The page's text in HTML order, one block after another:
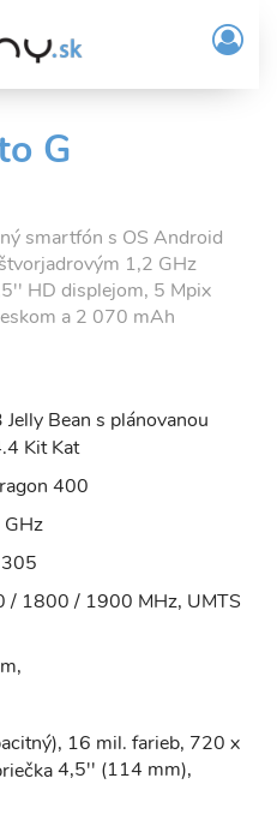
/
G
smartfón s OS Android
1,2 GHz
HD displejom, 5 Mpix
a 2 070 mAh
Bean s plánovanou
Kit Kat
400
/ 1800 / 1900 MHz, UMTS
16 mil. farieb, 720 x
4,5'' (114 mm),